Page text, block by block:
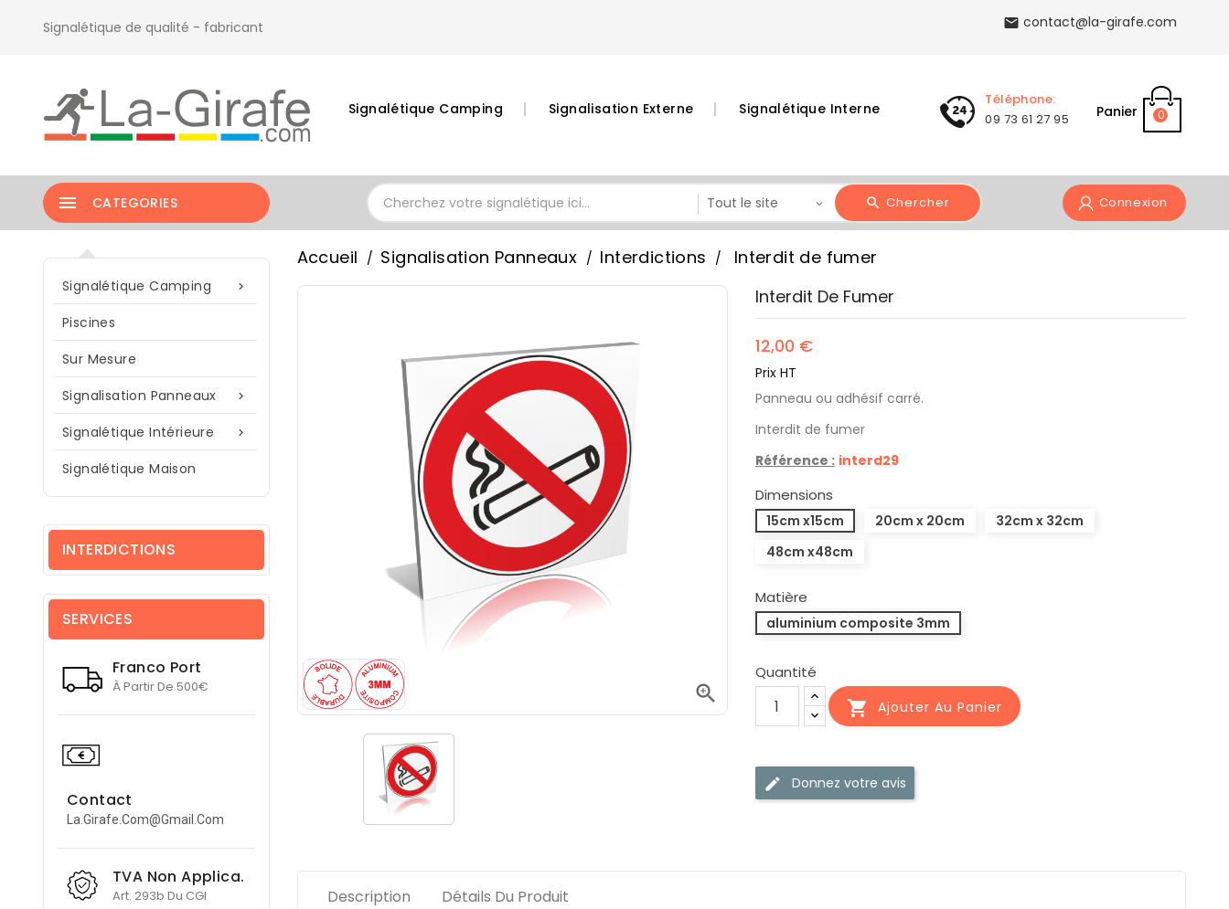
Signalétique de qualité - fabricant  contact@la-girafe.com
Panier 0
Téléphone:
09 73 61 27 95
Signalétique Camping Signalisation Externe Signalétique Interne
Connexion
Chercher
CATEGORIES


Signalétique Camping
Piscines
Sur Mesure

Signalisation Panneaux

Signalétique Intérieure
Signalétique Maison
INTERDICTIONS
SERVICES
Franco Port
À Partir De 500€
Contact
La.girafe.com@gmail.com
TVA Non Applica.
Art. 293b Du CGI
Accueil Signalisation Panneaux Interdictions Interdit de fumer

Interdit De Fumer
12,00 €
Prix HT
Panneau ou adhésif carré.
Interdit de fumer
Référence : interd29
Dimensions
15cm x15cm 20cm x 20cm
32cm x 32cm
48cm x48cm
Matière
aluminium composite 3mm
Quantité
 Ajouter Au Panier
edit Donnez votre avis
Description Détails Du Produit